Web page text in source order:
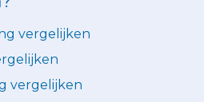
vergelijken
vergelijken